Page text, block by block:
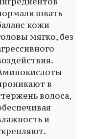
кожи
мягко, без
в
волоса,
и